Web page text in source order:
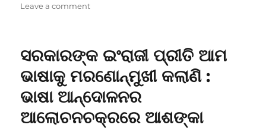
Leave a commenton
ଚିନ୍ତାଖିଏ//
ରେଣୁକା
ସାମଲ
ସରକାରଙ୍କ ଇଂରାଜୀ ପ୍ରୀତି ଆମ
ଭାଷାକୁ ମରଣୋନ୍ମୁଖୀ କଲାଣି :
ଭାଷା ଆନ୍ଦୋଳନର
ଆଲୋଚନଚକ୍ରରେ ଆଶଙ୍କା